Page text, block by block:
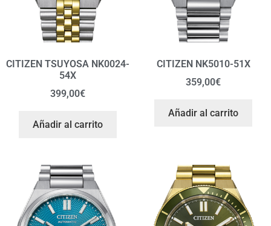
CITIZEN TSUYOSA NK0024-
54X
399,00€
Añadir al carrito
CITIZEN NK5010-51X
359,00€
Añadir al carrito